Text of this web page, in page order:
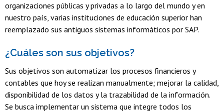
organizaciones públicas y privadas a lo largo del mundo y en
nuestro país, varias instituciones de educación superior han
reemplazado sus antiguos sistemas informáticos por SAP.
¿Cuáles son sus objetivos?
Sus objetivos son automatizar los procesos financieros y
contables que hoy se realizan manualmente; mejorar la calidad,
disponibilidad de los datos y la trazabilidad de la información.
Se busca implementar un sistema que integre todos los